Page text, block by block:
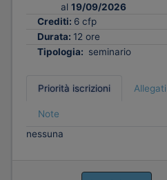
al19/09/2026
Crediti: 6 cfp
Durata: 12 ore
Tipologia: seminario
Priorità iscrizioni Allegati
Note
nessuna